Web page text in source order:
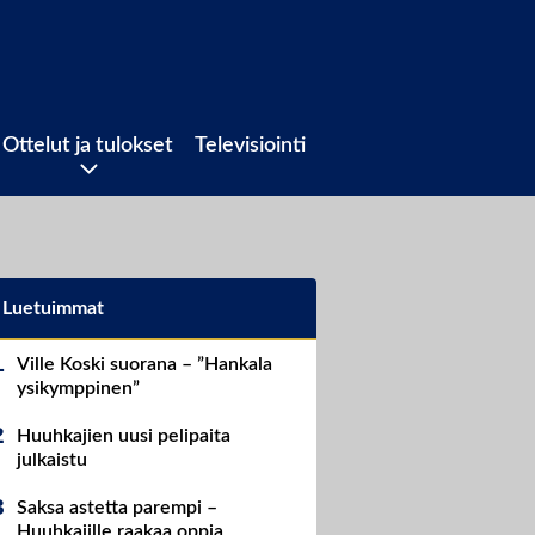
Ottelut ja tulokset Televisiointi
Luetuimmat
Ville Koski suorana – ”Hankala
ysikymppinen”
Huuhkajien uusi pelipaita
julkaistu
Saksa astetta parempi –